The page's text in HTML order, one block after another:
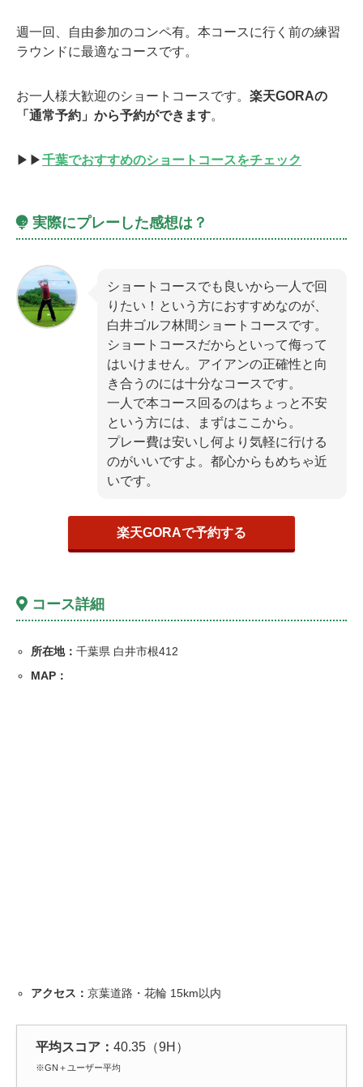
週一回、自由参加のコンペ有。本コースに行く前の練習
ラウンドに最適なコースです。
お一人様大歓迎のショートコースです。 楽天GORAの
「通常予約」から予約ができます。
▶▶千葉でおすすめのショートコースをチェック
実際にプレーした感想は？
ショートコースでも良いから一人で回
りたい！という方におすすめなのが、
白井ゴルフ林間ショートコースです。
ショートコースだからといって侮って
はいけません。アイアンの正確性と向
き合うのには十分なコースです。
一人で本コース回るのはちょっと不安
という方には、まずはここから。
プレー費は安いし何より気軽に行ける
のがいいですよ。都心からもめちゃ近
いです。
楽天GORAで予約する
コース詳細
所在地：千葉県 白井市根412
MAP：
アクセス：京葉道路・花輪 15km以内
平均スコア：40.35（9H）
※GN＋ユーザー平均